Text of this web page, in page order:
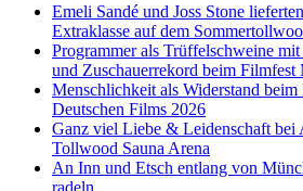
Thailändischen
Andamanen-
Emeli Sandé und Joss Stone
Extraklasse auf dem
Programmer als Trüffelschweine
und Zuschauerrekord beim Filmfest
Menschlichkeit als Widerstand beim
Deutschen Films 2026
Ganz viel Liebe & Leidenschaft bei
Tollwood Sauna Arena
An Inn und Etsch entlang von
radeln